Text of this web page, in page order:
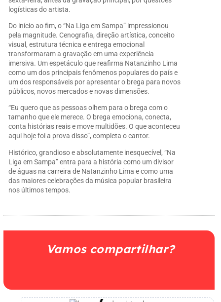
logísticas do artista.
Do início ao fim, o “Na Liga em Sampa” impressionou
pela magnitude. Cenografia, direção artística, conceito
visual, estrutura técnica e entrega emocional
transformaram a gravação em uma experiência
imersiva. Um espetáculo que reafirma Natanzinho Lima
como um dos principais fenômenos populares do país e
um dos responsáveis por apresentar o brega para novos
públicos, novos mercados e novas dimensões.
“Eu quero que as pessoas olhem para o brega com o
tamanho que ele merece. O brega emociona, conecta,
conta histórias reais e move multidões. O que aconteceu
aqui hoje foi a prova disso”, completa o cantor.
Histórico, grandioso e absolutamente inesquecível, “Na
Liga em Sampa” entra para a história como um divisor
de águas na carreira de Natanzinho Lima e como uma
das maiores celebrações da música popular brasileira
nos últimos tempos.
Vamos compartilhar?